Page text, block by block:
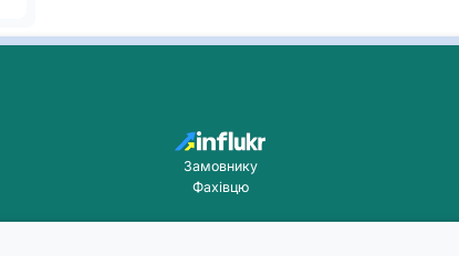
Замовнику
Фахівцю